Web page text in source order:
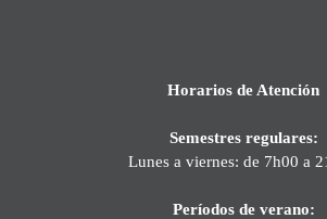
Horarios de Atención
Semestres regulares:
Lunes a viernes: de 7h00 a
Períodos de verano: